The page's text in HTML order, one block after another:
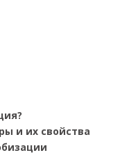
и их свойства